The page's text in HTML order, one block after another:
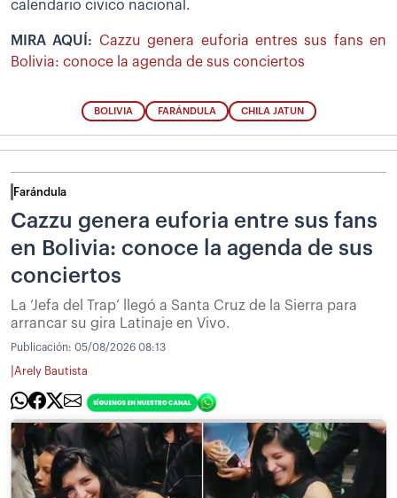
calendario cívico nacional.
MIRA AQUÍ: Cazzu genera euforia entres sus fans en
Bolivia: conoce la agenda de sus conciertos
BOLIVIA FARÁNDULA CHILA JATUN
Farándula
Cazzu genera euforia entre sus fans
en Bolivia: conoce la agenda de sus
conciertos
La ‘Jefa del Trap’ llegó a Santa Cruz de la Sierra para
arrancar su gira Latinaje en Vivo.
Publicación: 05/08/2026 08:13
Arely Bautista